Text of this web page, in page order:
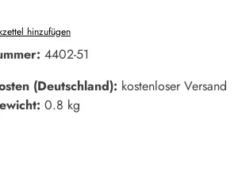
hinzufügen
4402-51
(Deutschland): kostenloser Versand
0.8 kg